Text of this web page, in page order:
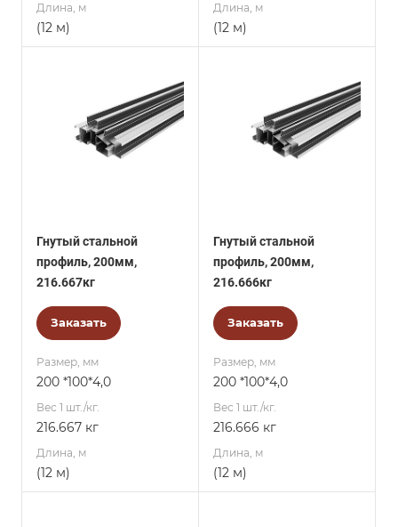
Длина, м
(12 м)
Длина, м
(12 м)
Гнутый стальной
профиль, 200мм,
216.667кг
Заказать
Размер, мм
200 *100*4,0
Вес 1 шт./кг.
216.667 кг
Длина, м
(12 м)
Гнутый стальной
профиль, 200мм,
216.666кг
Заказать
Размер, мм
200 *100*4,0
Вес 1 шт./кг.
216.666 кг
Длина, м
(12 м)